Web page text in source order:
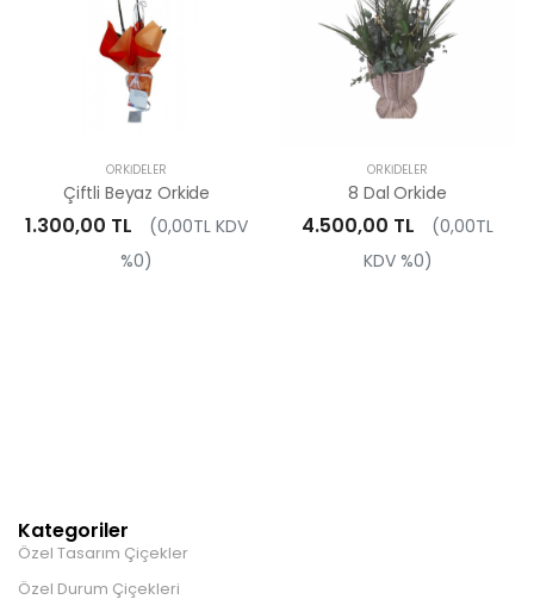
ORKIDELER
Çiftli Beyaz Orkide
1.300,00 TL
(0,00TL KDV
%0)
ORKIDELER
8 Dal Orkide
4.500,00 TL
(0,00TL
KDV %0)
Kategoriler
Özel Tasarım Çiçekler
Özel Durum Çiçekleri